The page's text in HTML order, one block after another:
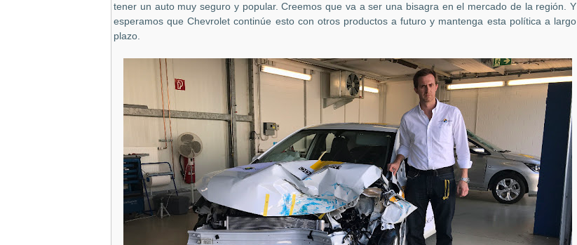
tener un auto muy seguro y popular. Creemos que va a ser una bisagra en el mercado de la región. Y
esperamos que Chevrolet continúe esto con otros productos a futuro y mantenga esta política a largo
plazo.